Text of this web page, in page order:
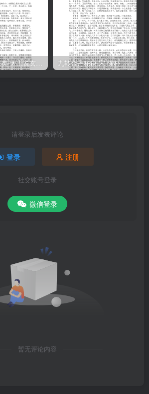
九转金丹秘诀-宋-陈朴
请登录后发表评论
登录 注册
社交账号登录
微信登录
暂无评论内容